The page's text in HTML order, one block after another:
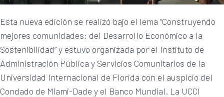
Esta nueva edición se realizó bajo el lema “Construyendo
mejores comunidades: del Desarrollo Económico a la
Sostenibilidad” y estuvo organizada por el Instituto de
Administración Pública y Servicios Comunitarios de la
Universidad Internacional de Florida con el auspicio del
Condado de Miami-Dade y el Banco Mundial. La UCCI